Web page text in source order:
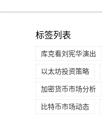
标签列表
库克看刘宪华演出
以太坊投资策略
加密货币市场分析
比特币市场动态